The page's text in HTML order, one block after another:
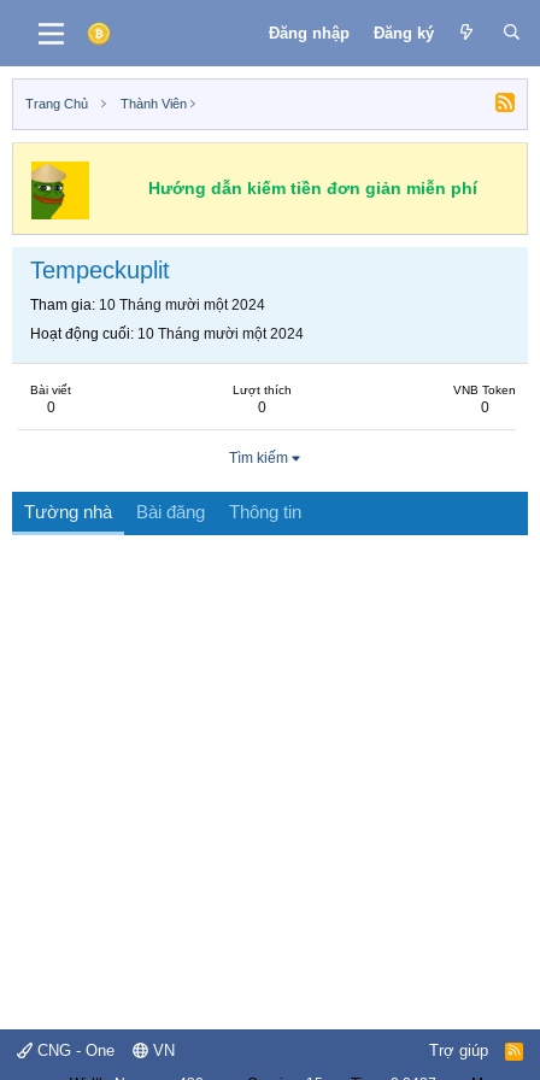
Đăng nhập Đăng ký
Trang Chủ Thành Viên
Hướng dẫn kiếm tiền đơn giản miễn phí
Tempeckuplit
Tham gia 10 Tháng mười một 2024
Hoạt động cuối 10 Tháng mười một 2024
Bài viết
0
Lượt thích
0
VNB Token
0
Tìm kiếm
Tường nhà Bài đăng Thông tin
CNG - One VN Trợ giúp
R